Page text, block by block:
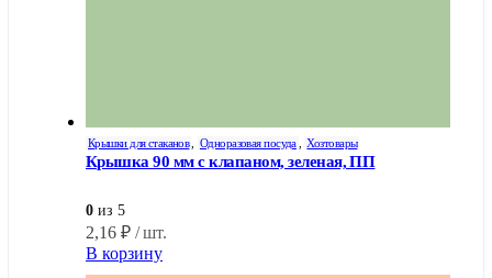
Крышки для стаканов Одноразовая посуда Хозтовары
Крышка 90 мм с клапаном, зеленая, ПП
0 из 5
2,16 ₽ / шт.
В корзину